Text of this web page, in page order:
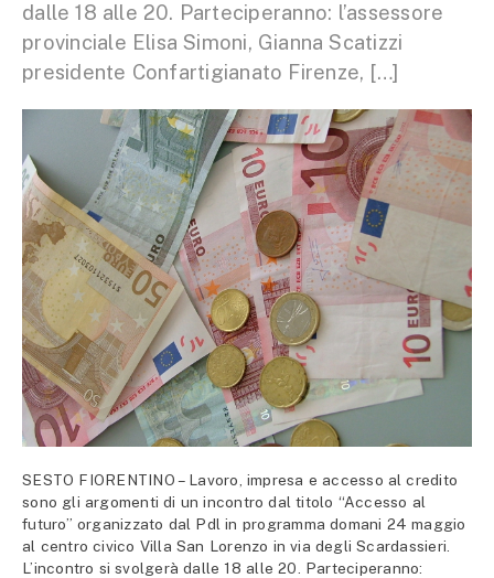
dalle 18 alle 20. Parteciperanno: l’assessore
provinciale Elisa Simoni, Gianna Scatizzi
presidente Confartigianato Firenze, […]
SESTO FIORENTINO – Lavoro, impresa e accesso al credito
sono gli argomenti di un incontro dal titolo “Accesso al
futuro” organizzato dal Pdl in programma domani 24 maggio
al centro civico Villa San Lorenzo in via degli Scardassieri.
L’incontro si svolgerà dalle 18 alle 20. Parteciperanno: